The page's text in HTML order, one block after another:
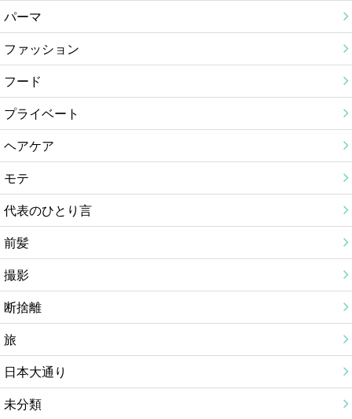
パーマ
ファッション
フード
プライベート
ヘアケア
モテ
代表のひとり言
前髪
撮影
断捨離
旅
日本大通り
未分類